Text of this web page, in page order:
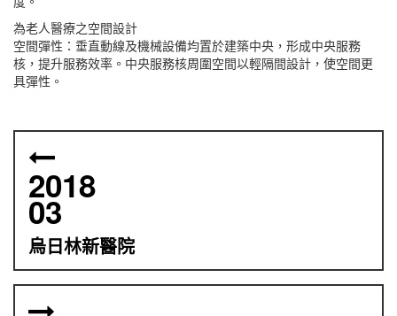
為老人醫療之空間設計
空間彈性：垂直動線及機械設備均置於建築中央，形成中央服務
核，提升服務效率。中央服務核周圍空間以輕隔間設計，使空間更
具彈性。
2018
03
烏日林新醫院